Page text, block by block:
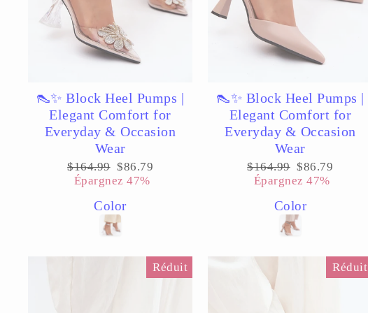
👠✨ Block Heel Pumps |
Elegant Comfort for
Everyday & Occasion
Wear
Prix
régulier
$164.99 Prix
réduit
$86.79
Épargnez 47%
Color
👠✨ Block Heel Pumps |
Elegant Comfort for
Everyday & Occasion
Wear
Prix
régulier
$164.99 Prix
réduit
$86.79
Épargnez 47%
Color
Réduit Réduit